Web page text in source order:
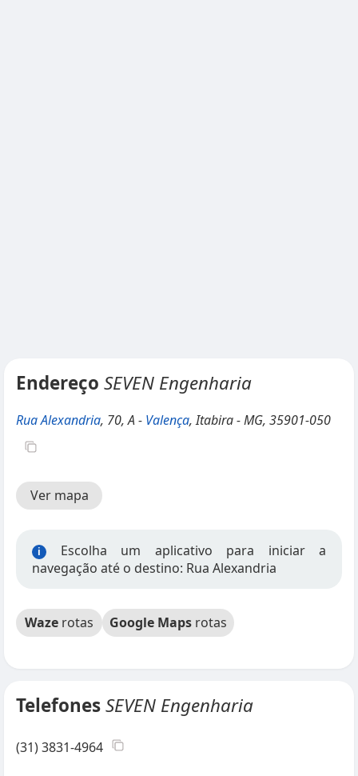
Endereço SEVEN Engenharia
Rua Alexandria, 70, A - Valença, Itabira - MG, 35901-050
Ver mapa
i
Escolha um aplicativo para iniciar a
navegação até o destino: Rua Alexandria
Waze rotas Google Maps rotas
TelefonesSEVEN Engenharia
(31) 3831-4964